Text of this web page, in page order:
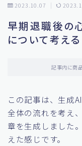
ETC
投資
2023.10.07
早期退職後の
について考える
記事内に商
この記事は、生成
全体の流れを考え
章を生成しました
えた感じです。